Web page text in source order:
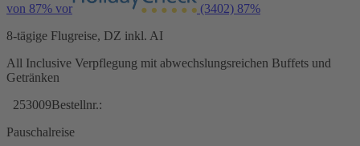
von 87% vor (3402) 87%
8-tägige Flugreise, DZ inkl. AI
All Inclusive Verpflegung mit abwechslungsreichen Buffets und
Getränken
253009Bestellnr.:
Pauschalreise